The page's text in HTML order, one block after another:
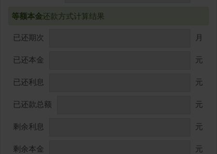
等额本金还款方式计算结果
已还期次 月
已还本金 元
已还利息 元
已还款总额 元
剩余利息 元
剩余本金 元